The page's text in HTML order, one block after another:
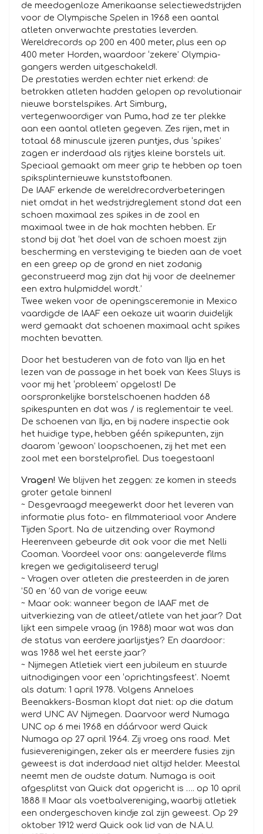
de meedogenloze Amerikaanse selectiewedstrijden
voor de Olympische Spelen in 1968 een aantal
atleten onverwachte prestaties leverden.
Wereldrecords op 200 en 400 meter, plus een op
400 meter Horden, waardoor ‘zekere’ Olympia-
gangers werden uitgeschakeld!.
De prestaties werden echter niet erkend: de
betrokken atleten hadden gelopen op revolutionair
nieuwe borstelspikes. Art Simburg,
vertegenwoordiger van Puma, had ze ter plekke
aan een aantal atleten gegeven. Zes rijen, met in
totaal 68 minuscule ijzeren puntjes, dus ‘spikes’
zagen er inderdaad als rijtjes kleine borstels uit.
Speciaal gemaakt om meer grip te hebben op toen
spiksplinternieuwe kunststofbanen.
De IAAF erkende de wereldrecordverbeteringen
niet omdat in het wedstrijdreglement stond dat een
schoen maximaal zes spikes in de zool en
maximaal twee in de hak mochten hebben. Er
stond bij dat ‘het doel van de schoen moest zijn
bescherming en versteviging te bieden aan de voet
en een greep op de grond en niet zodanig
geconstrueerd mag zijn dat hij voor de deelnemer
een extra hulpmiddel wordt.’
Twee weken voor de openingsceremonie in Mexico
vaardigde de IAAF een oekaze uit waarin duidelijk
werd gemaakt dat schoenen maximaal acht spikes
mochten bevatten.
Door het bestuderen van de foto van Ilja en het
lezen van de passage in het boek van Kees Sluys is
voor mij het ‘probleem’ opgelost! De
oorspronkelijke borstelschoenen hadden 68
spikespunten en dat was / is reglementair te veel.
De schoenen van Ilja, en bij nadere inspectie ook
het huidige type, hebben géén spikepunten, zijn
daarom ‘gewoon’ loopschoenen, zij het met een
zool met een borstelprofiel. Dus toegestaan!
Vragen! We blijven het zeggen: ze komen in steeds
groter getale binnen!
~ Desgevraagd meegewerkt door het leveren van
informatie plus foto- en filmmateriaal voor Andere
Tijden Sport. Na de uitzending over Raymond
Heerenveen gebeurde dit ook voor die met Nelli
Cooman. Voordeel voor ons: aangeleverde films
kregen we gedigitaliseerd terug!
~ Vragen over atleten die presteerden in de jaren
’50 en ’60 van de vorige eeuw.
~ Maar ook: wanneer begon de IAAF met de
uitverkiezing van de atleet/atlete van het jaar? Dat
lijkt een simpele vraag (in 1988) maar wat was dan
de status van eerdere jaarlijstjes? En daardoor:
was 1988 wel het eerste jaar?
~ Nijmegen Atletiek viert een jubileum en stuurde
uitnodigingen voor een ‘oprichtingsfeest’. Noemt
als datum: 1 april 1978. Volgens Anneloes
Beenakkers-Bosman klopt dat niet: op die datum
werd UNC AV Nijmegen. Daarvoor werd Numaga
UNC op 6 mei 1968 en dáárvoor werd Quick
Numaga op 27 april 1964. Zij vroeg ons raad. Met
fusieverenigingen, zeker als er meerdere fusies zijn
geweest is dat inderdaad niet altijd helder. Meestal
neemt men de oudste datum. Numaga is ooit
afgesplitst van Quick dat opgericht is …. op 10 april
1888 !! Maar als voetbalvereniging, waarbij atletiek
een ondergeschoven kindje zal zijn geweest. Op 29
oktober 1912 werd Quick ook lid van de N.A.U.